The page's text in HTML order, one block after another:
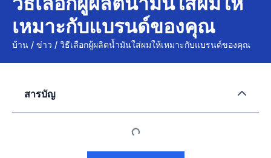
เหมาะกับแบรนด์ของคุณ
บ้าน / ข่าว / วิธีเลือกผู้ผลิตน้ำมันใส่ผมให้เหมาะกับแบรนด์ของคุณ
สารบัญ